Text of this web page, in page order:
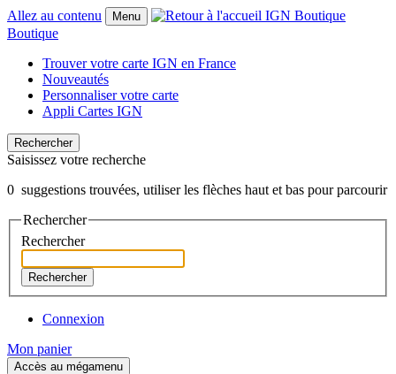
Allez au contenu Menu
Boutique
Trouver votre carte IGN en France
Nouveautés
Personnaliser votre carte
Appli Cartes IGN
Rechercher
Saisissez votre recherche
0 suggestions trouvées, utiliser les flèches haut et bas pour parcourir
Rechercher
Rechercher
Rechercher
Connexion
Mon panier
Accès au mégamenu